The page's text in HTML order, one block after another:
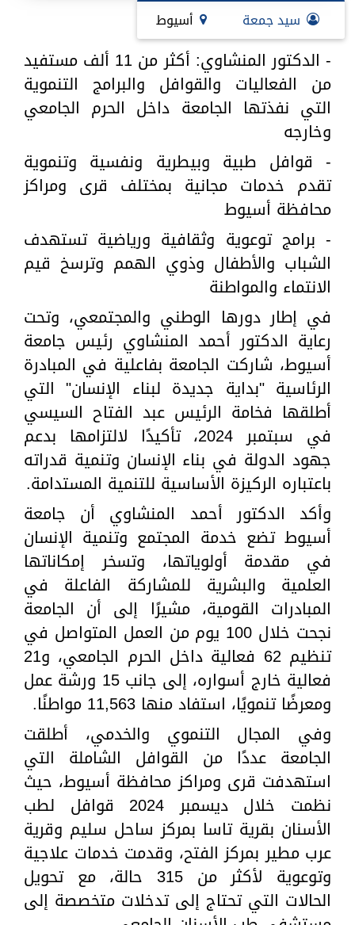
سيد جمعة أسيوط
- الدكتور المنشاوي: أكثر من 11 ألف مستفيد
من الفعاليات والقوافل والبرامج التنموية
التي نفذتها الجامعة داخل الحرم الجامعي
وخارجه
- قوافل طبية وبيطرية ونفسية وتنموية
تقدم خدمات مجانية بمختلف قرى ومراكز
محافظة أسيوط
- برامج توعوية وثقافية ورياضية تستهدف
الشباب والأطفال وذوي الهمم وترسخ قيم
الانتماء والمواطنة
في إطار دورها الوطني والمجتمعي، وتحت
رعاية الدكتور أحمد المنشاوي رئيس جامعة
أسيوط، شاركت الجامعة بفاعلية في المبادرة
الرئاسية "بداية جديدة لبناء الإنسان" التي
أطلقها فخامة الرئيس عبد الفتاح السيسي
في سبتمبر 2024، تأكيدًا لالتزامها بدعم
جهود الدولة في بناء الإنسان وتنمية قدراته
باعتباره الركيزة الأساسية للتنمية المستدامة.
وأكد الدكتور أحمد المنشاوي أن جامعة
أسيوط تضع خدمة المجتمع وتنمية الإنسان
في مقدمة أولوياتها، وتسخر إمكاناتها
العلمية والبشرية للمشاركة الفاعلة في
المبادرات القومية، مشيرًا إلى أن الجامعة
نجحت خلال 100 يوم من العمل المتواصل في
تنظيم 62 فعالية داخل الحرم الجامعي، و21
فعالية خارج أسواره، إلى جانب 15 ورشة عمل
ومعرضًا تنمويًا، استفاد منها 11,563 مواطنًا.
وفي المجال التنموي والخدمي، أطلقت
الجامعة عددًا من القوافل الشاملة التي
استهدفت قرى ومراكز محافظة أسيوط، حيث
نظمت خلال ديسمبر 2024 قوافل لطب
الأسنان بقرية تاسا بمركز ساحل سليم وقرية
عرب مطير بمركز الفتح، وقدمت خدمات علاجية
وتوعوية لأكثر من 315 حالة، مع تحويل
الحالات التي تحتاج إلى تدخلات متخصصة إلى